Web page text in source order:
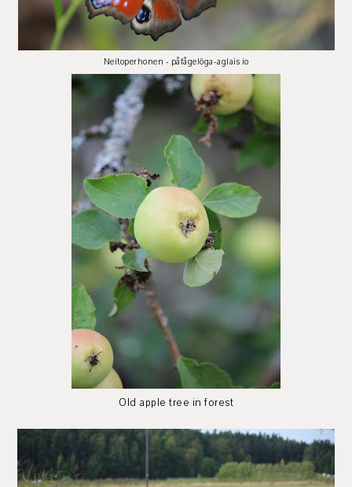
Neitoperhonen - påfågelöga-aglais io
Old apple tree in forest